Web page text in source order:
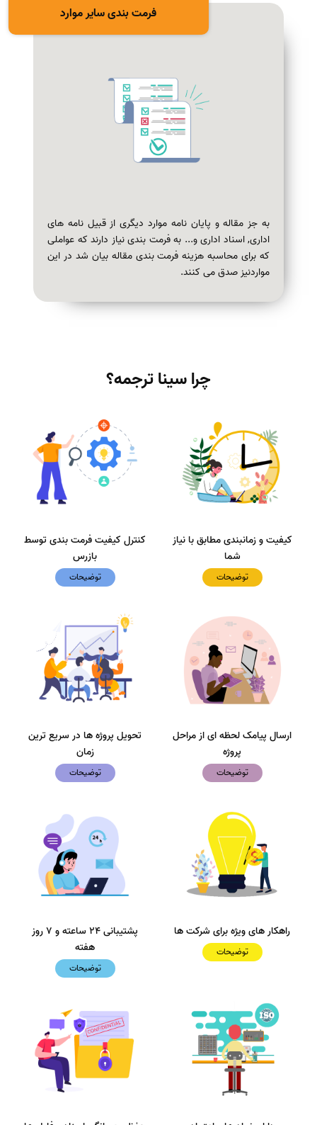
فرمت بندی سایر موارد
به جز مقاله و پایان نامه موارد دیگری از قبیل نامه های
اداری, اسناد اداری و... به فرمت بندی نیاز دارند که عواملی
که برای محاسبه هزینه فرمت بندی مقاله بیان شد در این
مواردنیز صدق می کنند.
چرا سینا ترجمه؟
کیفیت و زمانبندی مطابق با نیاز
شما
توضیحات
کنترل کیفیت فرمت بندی توسط
بازرس
توضیحات
ارسال پیامک لحظه ای از مراحل
پروژه
توضیحات
تحویل پروژه ها در سریع ترین
زمان
توضیحات
راهکار های ویژه برای شرکت ها
توضیحات
پشتیبانی 24 ساعته و 7 روز
هفته
توضیحات